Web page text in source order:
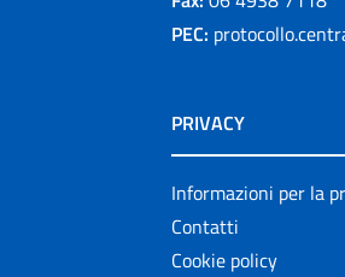
PEC:
PRIVACY
Informazioni per la
Contatti
Cookie policy